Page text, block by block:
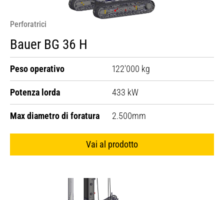
Perforatrici
Bauer BG 36 H
Peso operativo 122'000 kg
Potenza lorda 433 kW
Max diametro di foratura 2.500mm
Vai al prodotto